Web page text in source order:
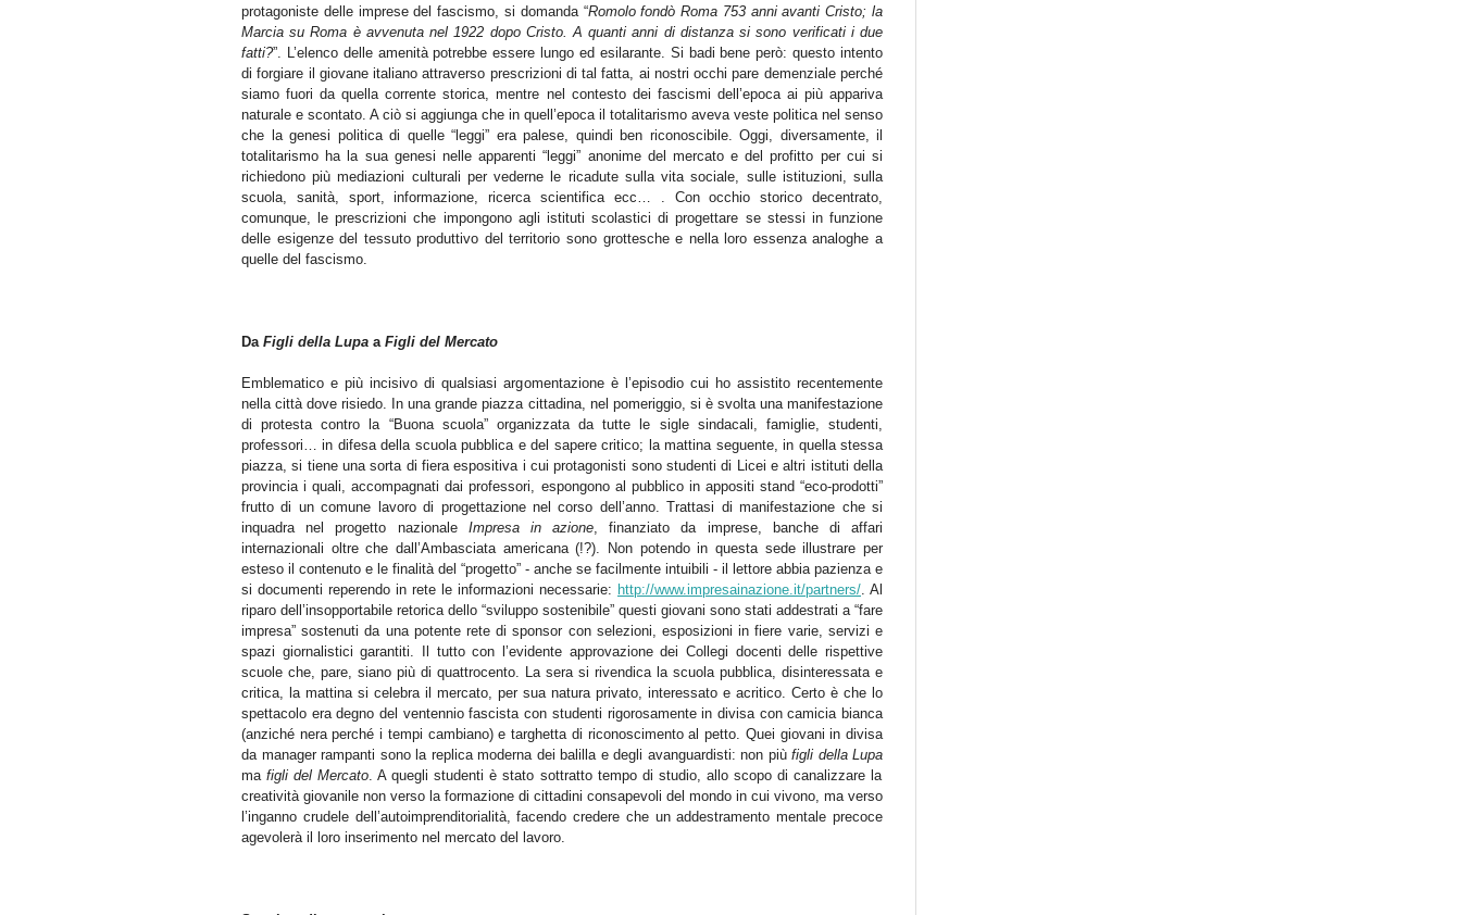
protagoniste delle imprese del fascismo, si domanda “Romolo fondò Roma 753 anni avanti Cristo; la
Marcia su Roma è avvenuta nel 1922 dopo Cristo. A quanti anni di distanza si sono verificati i due
fatti?”. L’elenco delle amenità potrebbe essere lungo ed esilarante. Si badi bene però: questo intento
di forgiare il giovane italiano attraverso prescrizioni di tal fatta, ai nostri occhi pare demenziale perché
siamo fuori da quella corrente storica, mentre nel contesto dei fascismi dell’epoca ai più appariva
naturale e scontato. A ciò si aggiunga che in quell’epoca il totalitarismo aveva veste politica nel senso
che la genesi politica di quelle “leggi” era palese, quindi ben riconoscibile. Oggi, diversamente, il
totalitarismo ha la sua genesi nelle apparenti “leggi” anonime del mercato e del profitto per cui si
richiedono più mediazioni culturali per vederne le ricadute sulla vita sociale, sulle istituzioni, sulla
scuola, sanità, sport, informazione, ricerca scientifica ecc… . Con occhio storico decentrato,
comunque, le prescrizioni che impongono agli istituti scolastici di progettare se stessi in funzione
delle esigenze del tessuto produttivo del territorio sono grottesche e nella loro essenza analoghe a
quelle del fascismo.
Da Figli della Lupa a Figli del Mercato
Emblematico e più incisivo di qualsiasi argomentazione è l’episodio cui ho assistito recentemente
nella città dove risiedo. In una grande piazza cittadina, nel pomeriggio, si è svolta una manifestazione
di protesta contro la “Buona scuola” organizzata da tutte le sigle sindacali, famiglie, studenti,
professori… in difesa della scuola pubblica e del sapere critico; la mattina seguente, in quella stessa
piazza, si tiene una sorta di fiera espositiva i cui protagonisti sono studenti di Licei e altri istituti della
provincia i quali, accompagnati dai professori, espongono al pubblico in appositi stand “eco-prodotti”
frutto di un comune lavoro di progettazione nel corso dell’anno. Trattasi di manifestazione che si
inquadra nel progetto nazionale Impresa in azione , finanziato da imprese, banche di affari
internazionali oltre che dall’Ambasciata americana (!?). Non potendo in questa sede illustrare per
esteso il contenuto e le finalità del “progetto” - anche se facilmente intuibili - il lettore abbia pazienza e
si documenti reperendo in rete le informazioni necessarie: http://www.impresainazione.it/partners/ . Al
riparo dell’insopportabile retorica dello “sviluppo sostenibile” questi giovani sono stati addestrati a “fare
impresa” sostenuti da una potente rete di sponsor con selezioni, esposizioni in fiere varie, servizi e
spazi giornalistici garantiti. Il tutto con l’evidente approvazione dei Collegi docenti delle rispettive
scuole che, pare, siano più di quattrocento. La sera si rivendica la scuola pubblica, disinteressata e
critica, la mattina si celebra il mercato, per sua natura privato, interessato e acritico. Certo è che lo
spettacolo era degno del ventennio fascista con studenti rigorosamente in divisa con camicia bianca
(anziché nera perché i tempi cambiano) e targhetta di riconoscimento al petto. Quei giovani in divisa
da manager rampanti sono la replica moderna dei balilla e degli avanguardisti: non più figli della Lupa
mafigli del Mercato . A quegli studenti è stato sottratto tempo di studio, allo scopo di canalizzare la
creatività giovanile non verso la formazione di cittadini consapevoli del mondo in cui vivono, ma verso
l’inganno crudele dell’autoimprenditorialità, facendo credere che un addestramento mentale precoce
agevolerà il loro inserimento nel mercato del lavoro.